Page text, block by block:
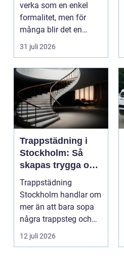
verka som en enkel
formalitet, men för
många blir det en
oväntad källa till str...
31 juli 2026
Trappstädning i
Stockholm: Så
skapas trygga och
trivsamma
trapphus
Trappstädning
Stockholm handlar om
mer än att bara sopa
några trappsteg och
torka en...
12 juli 2026